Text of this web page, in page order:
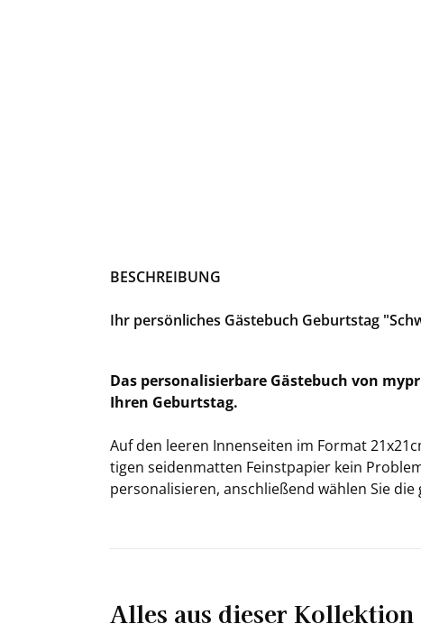
BE­SCHREI­BUNG
Ihr per­sön­li­ches Gäs­te­buch Ge­burts­tag
Das per­so­na­li­sier­ba­re Gäs­te­buch von
Ihren Ge­burts­tag.
Auf den lee­ren In­nen­sei­ten im For­mat
ti­gen sei­den­mat­ten Feinst­pa­pier kein
per­so­na­li­sie­ren, an­schlie­ßend wäh­len Sie
Alles aus dieser Kollektion